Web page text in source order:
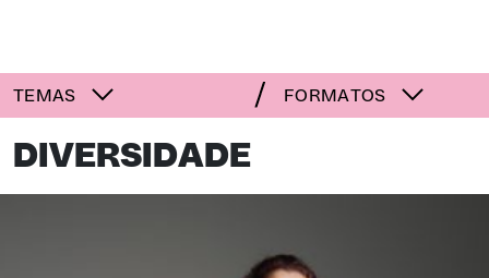
TEMAS FORMATOS
DIVERSIDADE